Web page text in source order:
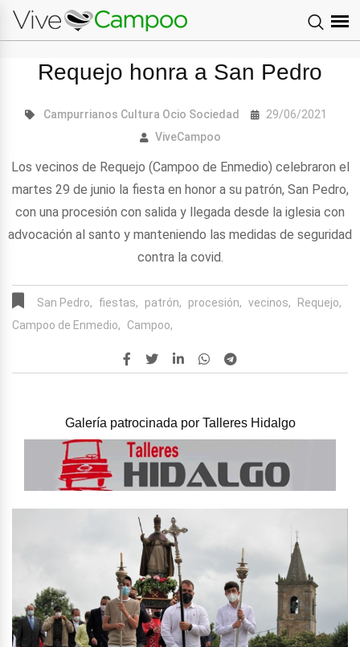
Requejo honra a San Pedro
Campurrianos Cultura Ocio Sociedad
29/06/2021
ViveCampoo
Los vecinos de Requejo (Campoo de Enmedio) celebraron el
martes 29 de junio la fiesta en honor a su patrón, San Pedro,
con una procesión con salida y llegada desde la iglesia con
advocación al santo y manteniendo las medidas de seguridad
contra la covid.
San Pedro, fiestas, patrón, procesión, vecinos,
Requejo,
Campoo de Enmedio,
Campoo,
Galería patrocinada por Talleres Hidalgo